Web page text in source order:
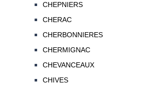
CHEPNIERS
CHERAC
CHERBONNIERES
CHERMIGNAC
CHEVANCEAUX
CHIVES